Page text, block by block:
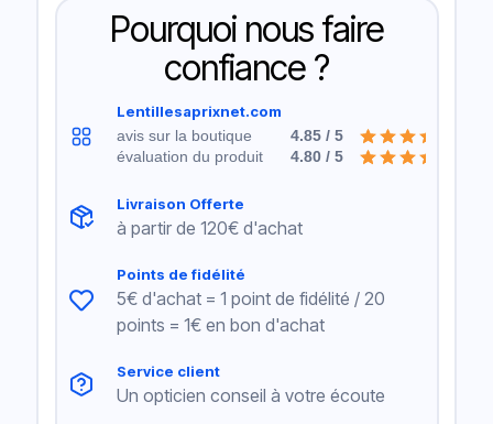
Pourquoi nous faire
confiance ?
Lentillesaprixnet.com
avis sur la boutique
4.85 / 5
évaluation du produit
4.80 / 5
Livraison Offerte
à partir de 120€ d'achat
Points de fidélité
5€ d'achat = 1 point de fidélité / 20
points = 1€ en bon d'achat
Service client
Un opticien conseil à votre écoute